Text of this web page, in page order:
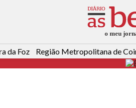
da Foz Região Metropolitana de